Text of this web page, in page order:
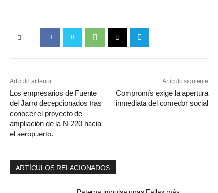
Artículo anterior
Los empresarios de Fuente
del Jarro decepcionados tras
conocer el proyecto de
ampliación de la N-220 hacia
el aeropuerto.
Artículo siguiente
Compromís exige la apertura
inmediata del comedor social
ARTÍCULOS RELACIONADOS
Paterna impulsa unas Fallas más